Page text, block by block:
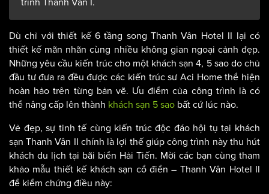
trình Thanh Vân I.
Dù chỉ với thiết kế 6 tầng song Thanh Vân Hotel II lại có
thiết kế mãn nhãn cùng nhiều không gian ngoại cảnh đẹp.
Những yêu cầu kiến trúc cho một khách sạn 4, 5 sao do chủ
đầu tư đưa ra đều được các kiến trúc sư Aci Home thể hiện
hoàn hảo trên từng bản vẽ. Ưu điểm của công trình là có
thể nâng cấp lên thành khách sạn 5 sao bất cứ lúc nào.
Vẻ đẹp, sự tinh tế cùng kiến trúc độc đáo hội tụ tại khách
sạn Thanh Vân II chính là lợi thế giúp công trình này thu hút
khách du lịch tại bãi biển Hải Tiến. Mời các bạn cùng tham
khảo mẫu thiết kế khách sạn cổ điển – Thanh Vân Hotel II
để kiểm chứng điều này: